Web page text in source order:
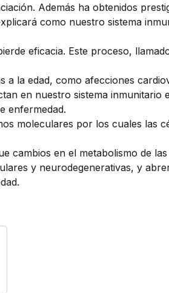
Además ha obtenidos
como nuestro sistema
eficacia. Este proceso,
a la edad, como afecciones
en nuestro sistema inmunitario
enfermedad.
moleculares por los cuales las
cambios en el metabolismo de
y neurodegenerativas, y